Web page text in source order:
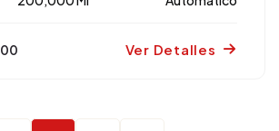
Ver Detalles